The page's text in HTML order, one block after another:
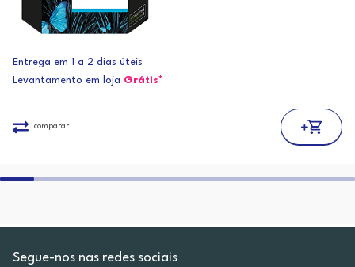
Entrega em 1 a 2 dias úteis
Levantamento em loja Grátis*
comparar
Segue-nos nas redes sociais